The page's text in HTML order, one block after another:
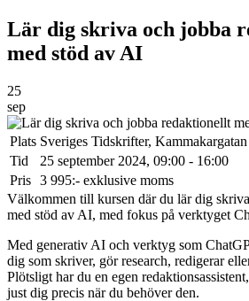
Lär dig skriva och jobba
med stöd av AI
25
sep
Plats Sveriges Tidskrifter,
Tid
25 september 2024, 09:00 - 16:00
Pris 3 995:- exklusive moms
Välkommen till kursen där du lär dig
med stöd av AI, med fokus på verktyget
Med generativ AI och verktyg som
dig som skriver, gör research, redigerar
Plötsligt har du en egen
just dig precis när du behöver den.